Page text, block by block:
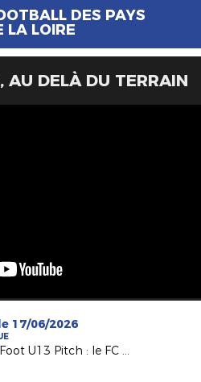
DES PAYS
LA LOIRE
AU DELÀ DU TERRAIN
17/06/2026
Festival Foot U13 Pitch : le FC Chalonnes Chaudefonds club support à l'organisation